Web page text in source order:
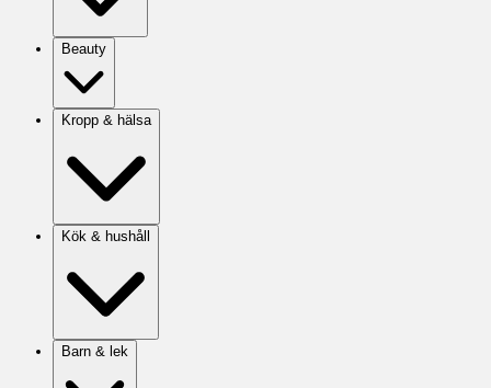
Beauty
Kropp & hälsa
Kök & hushåll
Barn & lek